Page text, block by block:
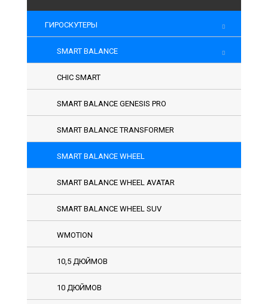
ГИРОСКУТЕРЫ
SMART BALANCE
CHIC SMART
SMART BALANCE GENESIS PRO
SMART BALANCE TRANSFORMER
SMART BALANCE WHEEL
SMART BALANCE WHEEL AVATAR
SMART BALANCE WHEEL SUV
WMOTION
10,5 ДЮЙМОВ
10 ДЮЙМОВ